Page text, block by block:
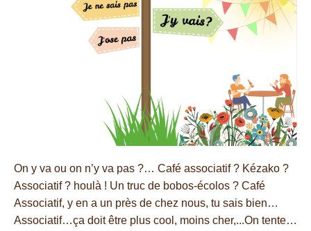
On y va ou on n’y va pas ?… Café associatif ? Kézako ?
Associatif ? houlà ! Un truc de bobos-écolos ? Café
Associatif, y en a un près de chez nous, tu sais bien…
Associatif…ça doit être plus cool, moins cher,...On tente…